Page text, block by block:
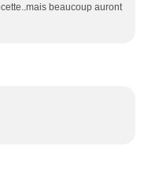
beaucoup auront